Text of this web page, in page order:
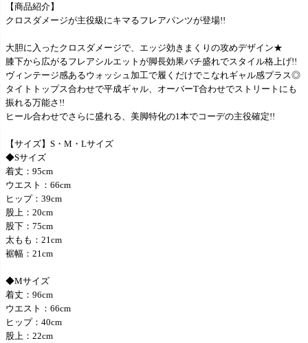
【商品紹介】
クロスダメージが主役級にキマるフレアパンツが登場!!
大胆に入ったクロスダメージで、エッジ効きまくりの攻めデザイン★
膝下から広がるフレアシルエットが脚長効果バチ盛れでスタイル格上げ!!
ヴィンテージ感あるウォッシュ加工で履くだけでこなれギャル感プラス◎
タイトトップス合わせで平成ギャル、オーバーT合わせでストリートにも
振れる万能さ!!
ヒール合わせでさらに盛れる、美脚特化の1本でコーデの主役確定!!
【サイズ】S・M・Lサイズ
◆Sサイズ
着丈：95cm
ウエスト：66cm
ヒップ：39cm
股上：20cm
股下：75cm
太もも：21cm
裾幅：21cm
◆Mサイズ
着丈：96cm
ウエスト：66cm
ヒップ：40cm
股上：22cm